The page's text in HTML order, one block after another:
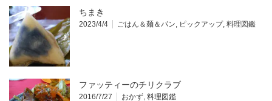
ちまき
2023/4/4 ごはん＆麺＆パン ピックアップ, 料理図鑑
ファッティーのチリクラブ
2016/7/27 おかず 料理図鑑